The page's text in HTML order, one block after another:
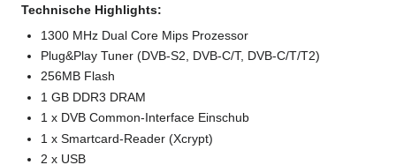
Technische Highlights:
1300 MHz Dual Core Mips Prozessor
Plug&Play Tuner (DVB-S2, DVB-C/T, DVB-C/T/T2)
256MB Flash
1 GB DDR3 DRAM
1 x DVB Common-Interface Einschub
1 x Smartcard-Reader (Xcrypt)
2 x USB